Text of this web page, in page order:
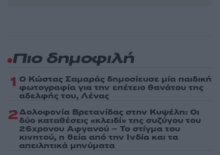
Πιο δημοφιλή
1 Ο Κώστας Σαμαράς δημοσίευσε μία παιδική
φωτογραφία για την επέτειο θανάτου της
αδελφής του, Λένας
2Δολοφονία Βρετανίδας στην Κυψέλη: Οι
δύο καταθέσεις «κλειδί» της συζύγου του
26χρονου Αφγανού – Το στίγμα του
κινητού, η θεία από την Ινδία και τα
απειλητικά μηνύματα